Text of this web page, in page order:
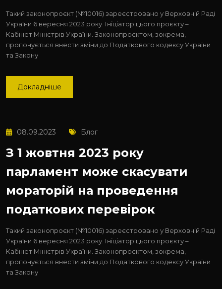
Такий законопроєкт (№10016) зареєстровано у Верховній Раді
України 6 вересня 2023 року. Ініціатор цього проєкту –
Кабінет Міністрів України. Законопроєктом, зокрема,
пропонується внести зміни до Податкового кодексу України
та Закону
Докладніше
08.09.2023 Блог
З 1 жовтня 2023 року
парламент може скасувати
мораторій на проведення
податкових перевірок
Такий законопроєкт (№10016) зареєстровано у Верховній Раді
України 6 вересня 2023 року. Ініціатор цього проєкту –
Кабінет Міністрів України. Законопроєктом, зокрема,
пропонується внести зміни до Податкового кодексу України
та Закону